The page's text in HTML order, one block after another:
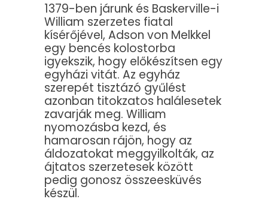
1379-ben járunk és Baskerville-i
William szerzetes fiatal
kísérőjével, Adson von Melkkel
egy bencés kolostorba
igyekszik, hogy előkészítsen egy
egyházi vitát. Az egyház
szerepét tisztázó gyűlést
azonban titokzatos halálesetek
zavarják meg. William
nyomozásba kezd, és
hamarosan rájön, hogy az
áldozatokat meggyilkolták, az
ájtatos szerzetesek között
pedig gonosz összeesküvés
készül.